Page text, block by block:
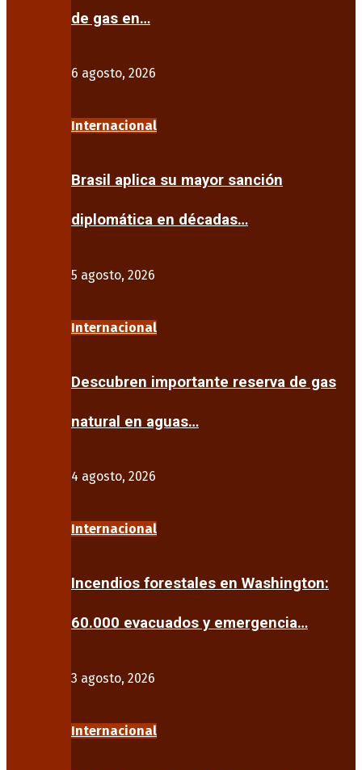
de gas en…
6 agosto, 2026
Internacional
Brasil aplica su mayor sanción
diplomática en décadas…
5 agosto, 2026
Internacional
Descubren importante reserva de gas
natural en aguas…
4 agosto, 2026
Internacional
Incendios forestales en Washington:
60.000 evacuados y emergencia…
3 agosto, 2026
Internacional